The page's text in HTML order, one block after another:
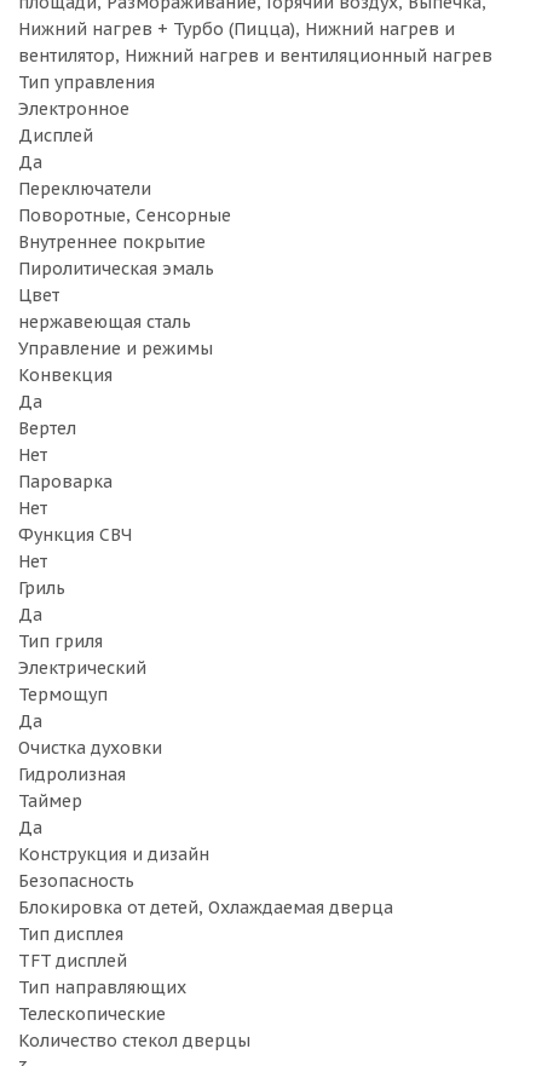
Нижний нагрев + Турбо (Пицца), Нижний нагрев и
вентилятор, Нижний нагрев и вентиляционный нагрев
Тип управления
Электронное
Дисплей
Да
Переключатели
Поворотные, Сенсорные
Внутреннее покрытие
Пиролитическая эмаль
Цвет
нержавеющая сталь
Управление и режимы
Конвекция
Да
Вертел
Нет
Пароварка
Нет
Функция СВЧ
Нет
Гриль
Да
Тип гриля
Электрический
Термощуп
Да
Очистка духовки
Гидролизная
Таймер
Да
Конструкция и дизайн
Безопасность
Блокировка от детей, Охлаждаемая дверца
Тип дисплея
TFT дисплей
Тип направляющих
Телескопические
Количество стекол дверцы